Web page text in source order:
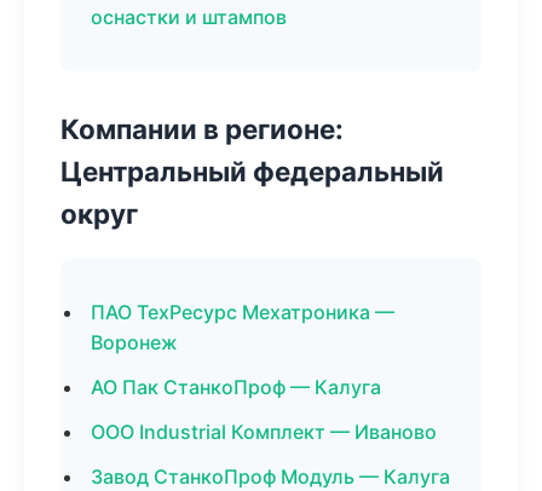
оснастки и штампов
Компании в регионе:
Центральный федеральный
округ
ПАО ТехРесурс Мехатроника —
Воронеж
АО Пак СтанкоПроф — Калуга
ООО Industrial Комплект — Иваново
Завод СтанкоПроф Модуль — Калуга